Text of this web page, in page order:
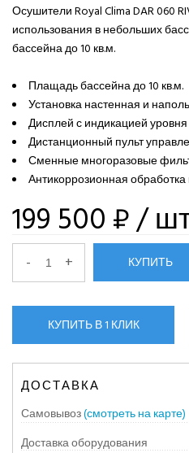
Осушители Royal Clima DAR 060
использования в небольших
бассейна до 10 кв.м.
Плащадь бассейна до 10 кв.м.
Установка настенная и
Дисплей с индикацией
Дистанционный пульт
Сменные многоразовые
Антикоррозионная обработка
199 500 ₽/
- + КУПИТЬ
КУПИТЬ В 1 КЛИК
ДОСТАВКА
Самовывоз(смотреть на карте)
Доставка оборудования